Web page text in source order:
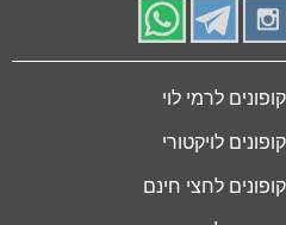
קופונים לרמי לוי
קופונים לויקטורי
קופונים לחצי חינם